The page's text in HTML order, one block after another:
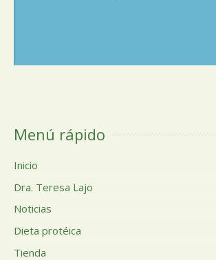
Menú rápido
Inicio
Dra. Teresa Lajo
Noticias
Dieta protéica
Tienda